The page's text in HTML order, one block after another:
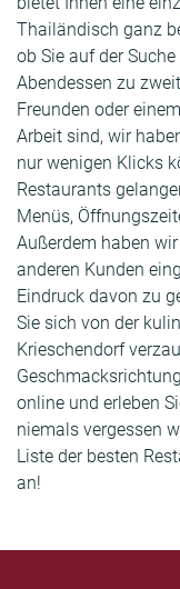
Thailändisch ganz
ob Sie auf der
Abendessen zu
Freunden oder
Arbeit sind, wir
nur wenigen Klicks
Restaurants
Menüs,
Außerdem haben
anderen Kunden
Eindruck davon zu
Sie sich von der
Krieschendorf
online und erleben
niemals vergessen
Liste der besten
an!